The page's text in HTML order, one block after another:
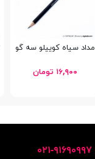
مداد سیاه کوییلو سه گوش 633000
۱۶,۹۰۰ تومان
٩١۶٩٠٩٩٧-٠٢١